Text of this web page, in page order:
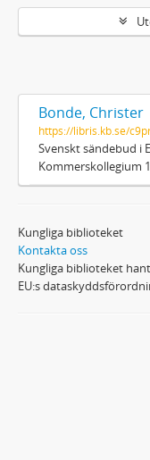
Bonde, Christer
https://libris.kb.se/
Svenskt sändebud i
Kommerskollegium
Kungliga biblioteket
Kontakta oss
Kungliga biblioteket
EU:s